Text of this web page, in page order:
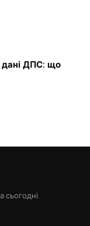
дані ДПС: що
сьогодні.